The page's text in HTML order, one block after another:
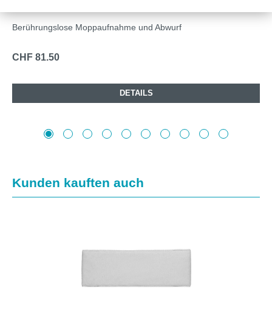
Berührungslose Moppaufnahme und Abwurf
CHF 81.50
DETAILS
Produktgalerie überspringen
Kunden kauften auch